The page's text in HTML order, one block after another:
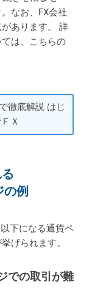
なお、FX会社
あります。 詳
は、こちらの
徹底解説 はじ
Ｘ
例
下になる通貨ペ
げられます。
での取引が難